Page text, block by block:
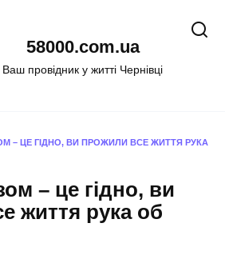
58000.com.ua
Ваш провідник у житті Чернівці
– ЦЕ ГІДНО, ВИ ПРОЖИЛИ ВСЕ ЖИТТЯ РУКА
– це гідно, ви
життя рука об